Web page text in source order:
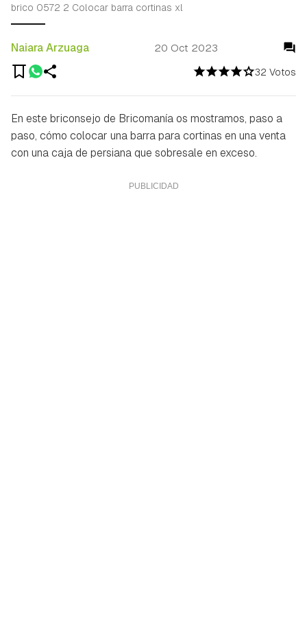
32 Votos
Naiara Arzuaga 20 Oct 2023
brico 0572 2 Colocar barra cortinas xl
En este briconsejo de Bricomanía os mostramos, paso a
paso, cómo colocar una barra para cortinas en una venta
con una caja de persiana que sobresale en exceso.